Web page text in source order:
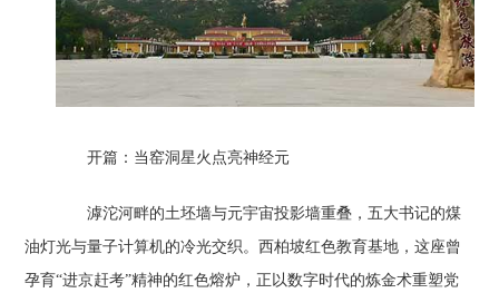
开篇：当窑洞星火点亮神经元‌
滹沱河畔的土坯墙与元宇宙投影墙重叠，五大书记的煤
油灯光与量子计算机的冷光交织。西柏坡红色教育基地，这座曾
孕育“进京赶考”精神的红色熔炉，正以数字时代的炼金术重塑党